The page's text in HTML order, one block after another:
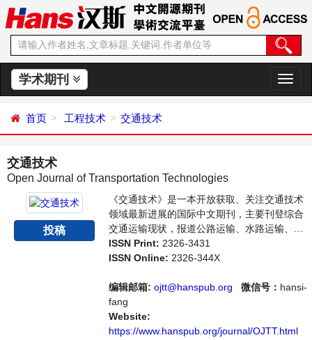
学术期刊
切
换
首页 工程技术 交通技术
交通技术
Open Journal of Transportation Technologies
投稿
《交通技术》是一本开放获取、关注交通技术
领域最新进展的国际中文期刊，主要刊登综合
交通运输现状，报道公路运输、水路运输、运
输工程、交通规划与管理实践方面的学术进展
和发展动态。本刊支持思想创新、学术创新，
体，旨在给世界范围内的科学家、学者、科研
人员提供一个传播、分享和讨论交通技术领域
内不同方向问题与发展的交流平台。
ISSN Print: 2326-3431
ISSN Online: 2326-344X
编辑邮箱: ojtt@hanspub.org 微信号： hansi-
fang
Website:
https://www.hanspub.org/journal/OJTT.html